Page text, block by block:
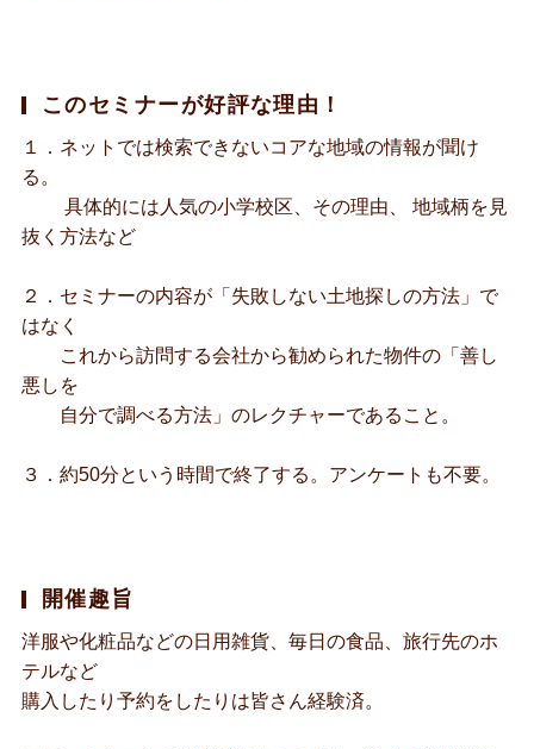
このセミナーが好評な理由！
１．ネットでは検索できないコアな地域の情報が聞け
る。
具体的には人気の小学校区、その理由、 地域柄を見
抜く方法など
２．セミナーの内容が「失敗しない土地探しの方法」で
はなく
これから訪問する会社から勧められた物件の「善し
悪しを
自分で調べる方法」のレクチャーであること。
３．約50分という時間で終了する。アンケートも不要。
開催趣旨
洋服や化粧品などの日用雑貨、毎日の食品、旅行先のホ
テルなど
購入したり予約をしたりは皆さん経験済。